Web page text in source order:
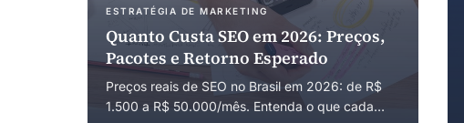
ESTRATÉGIA DE MARKETING
Quanto Custa SEO em 2026: Preços,
Pacotes e Retorno Esperado
Preços reais de SEO no Brasil em 2026: de R$
1.500 a R$ 50.000/mês. Entenda o que cada